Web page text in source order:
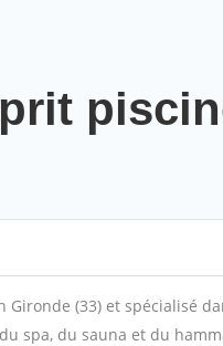
(33) et spécialisé
spa, du sauna et du